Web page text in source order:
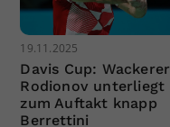
19.11.2025
Davis Cup: Wackerer
Rodionov unterliegt
zum Auftakt knapp
Berrettini